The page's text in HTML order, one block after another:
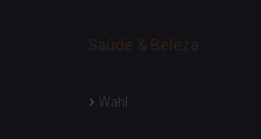
Saúde & Beleza
Wahl